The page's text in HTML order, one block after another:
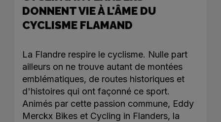
DONNENT VIE À L'ÂME DU
CYCLISME FLAMAND
La Flandre respire le cyclisme. Nulle part
ailleurs on ne trouve autant de montées
emblématiques, de routes historiques et
d'histoires qui ont façonné ce sport.
Animés par cette passion commune, Eddy
Merckx Bikes et Cycling in Flanders, la